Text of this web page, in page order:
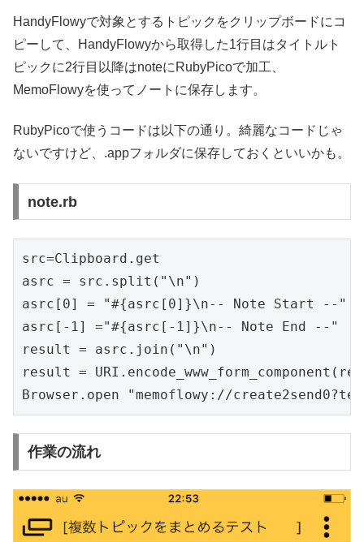
HandyFlowyで対象とするトピックをクリップボードにコ
ピーして、HandyFlowyから取得した1行目はタイトルト
ピックに2行目以降はnoteにRubyPicoで加工、
MemoFlowyを使ってノートに保存します。
RubyPicoで使うコードは以下の通り。綺麗なコードじゃ
ないですけど、.appフォルダに保存しておくといいかも。
note.rb
src=Clipboard .get
asrc = src.split( "\n" )
asrc[ 0] = "#{asrc[ 0] }\n-- Note Start -- "
asrc[ -1] ="#{asrc[ -1] }\n-- Note End -- "
result = asrc.join( "\n" )
result = URI
Browser .open "memoflowy://
作業の流れ